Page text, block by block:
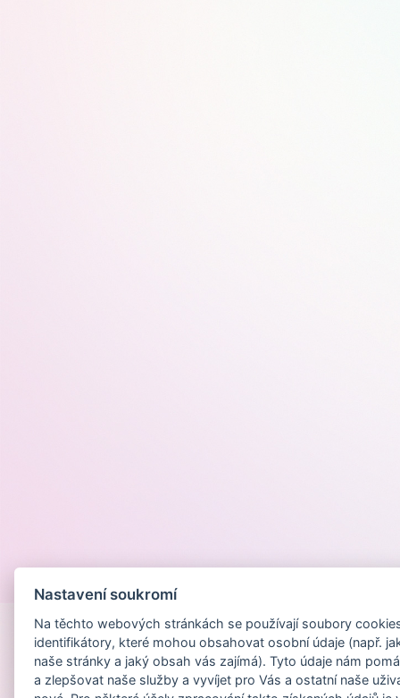
Nastavení soukromí
Na těchto webových stránkách se používají soubory
identifikátory, které mohou obsahovat osobní údaje (např.
naše stránky a jaký obsah vás zajímá). Tyto údaje nám
a zlepšovat naše služby a vyvíjet pro Vás a ostatní naše